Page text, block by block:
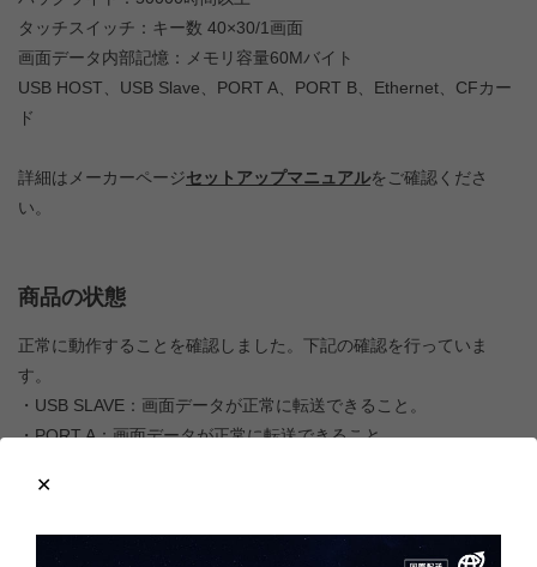
タッチスイッチ：キー数 40×30/1画面
画面データ内部記憶：メモリ容量60Mバイト
USB HOST、USB Slave、PORT A、PORT B、Ethernet、CFカー
ド
詳細はメーカーページセットアップマニュアルをご確認くださ
い。
商品の状態
正常に動作することを確認しました。下記の確認を行っていま
す。
・USB SLAVE：画面データが正常に転送できること。
・PORT A：画面データが正常に転送できること。
・Ethernet：画面データが正常に転送できること。
・タッチスイッチが全面にわたり正常に反応すること。